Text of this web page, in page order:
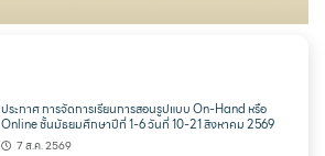
ประกาศ การจัดการเรียนการสอนรูปแบบ On-Hand หรือ
Online ชั้นมัธยมศึกษาปีที่ 1-6 วันที่ 10-21 สิงหาคม 2569
7 ส.ค. 2569